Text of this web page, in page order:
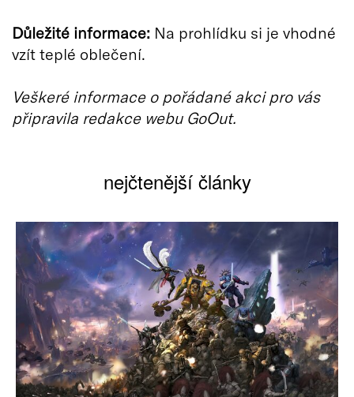
Důležité informace: Na prohlídku si je vhodné
vzít teplé oblečení.
Veškeré informace o pořádané akci pro vás
připravila redakce webu GoOut.
nejčtenější články